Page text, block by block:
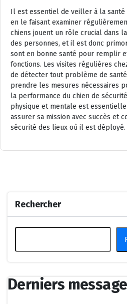
Il est essentiel de veiller à la
en le faisant examiner
chiens jouent un rôle crucial dans
des personnes, et il est donc
sont en bonne santé pour remplir
fonctions. Les visites régulières
de détecter tout problème de
prendre les mesures nécessaires
la performance du chien de
physique et mentale est
assurer sa mission avec succès et
sécurité des lieux où il est déployé.
Rechercher
Derniers